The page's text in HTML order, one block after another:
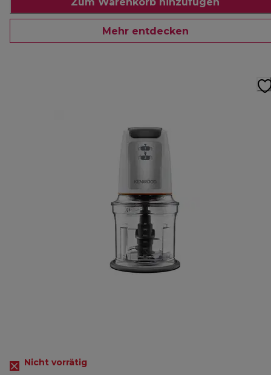
Mehr entdecken
Nicht vorrätig